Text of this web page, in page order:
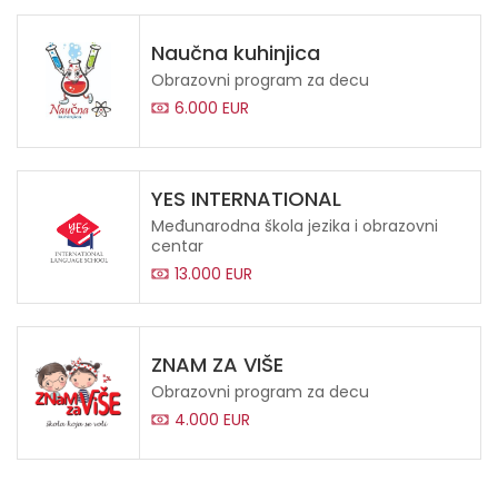
Naučna kuhinjica
Obrazovni program za decu
6.000 EUR
YES INTERNATIONAL
Međunarodna škola jezika i obrazovni
centar
13.000 EUR
ZNAM ZA VIŠE
Obrazovni program za decu
4.000 EUR